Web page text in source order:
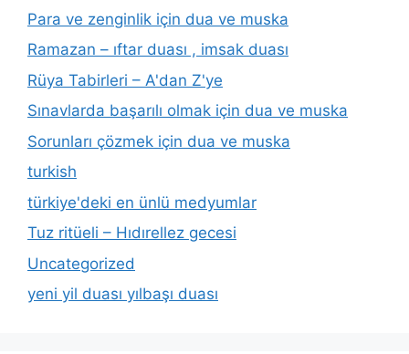
Para ve zenginlik için dua ve muska
Ramazan – ıftar duası , imsak duası
Rüya Tabirleri – A'dan Z'ye
Sınavlarda başarılı olmak için dua ve muska
Sorunları çözmek için dua ve muska
turkish
türkiye'deki en ünlü medyumlar
Tuz ritüeli – Hıdırellez gecesi
Uncategorized
yeni yil duası yılbaşı duası